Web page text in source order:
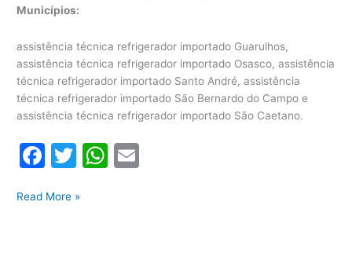
Municípios:
assistência técnica refrigerador importado Guarulhos,
assistência técnica refrigerador importado Osasco, assistência
técnica refrigerador importado Santo André, assistência
técnica refrigerador importado São Bernardo do Campo e
assistência técnica refrigerador importado São Caetano.
F
c
T
itt
W
Assistência
Read More »